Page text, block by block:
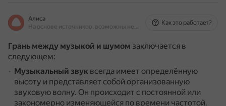
Алиса
На основе источников, возможны неточности
Как это работает?
Грань между музыкой и шумом заключается в
следующем:
Музыкальный звук всегда имеет определённую
высоту и представляет собой организованную
звуковую волну. Он происходит с постоянной или
закономерно изменяющейся по времени частотой.